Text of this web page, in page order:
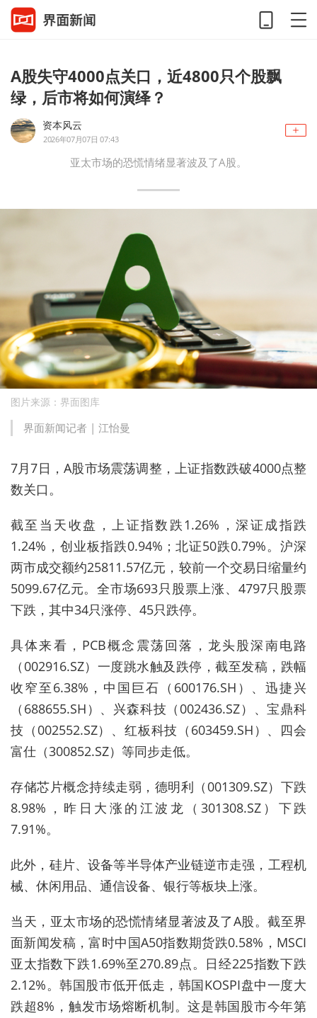
A股失守4000点关口，近4800只个股飘
绿，后市将如何演绎？
资本风云
2026年07月07日 07:43
亚太市场的恐慌情绪显著波及了A股。
图片来源：界面图库
界面新闻记者 | 江怡曼
7月7日，A股市场震荡调整，上证指数跌破4000点整
数关口。
截至当天收盘，上证指数跌1.26%，深证成指跌
1.24%，创业板指跌0.94%；北证50跌0.79%。沪深
两市成交额约25811.57亿元，较前一个交易日缩量约
5099.67亿元。全市场693只股票上涨、4797只股票
下跌，其中34只涨停、45只跌停。
具体来看， PCB概念震荡回落，龙头股深南电路
（002916.SZ）一度跳水触及跌停，截至发稿 ， 跌幅
收窄至6.38% ，中国巨石（600176.SH）、迅捷兴
（688655.SH）、兴森科技（002436.SZ）、宝鼎科
技（002552.SZ）、红板科技（603459.SH）、四会
富仕（300852.SZ）等同步走低。
存储芯片概念持续走弱，德明利（001309.SZ）下跌
8.98%，昨日大涨的江波龙（ 301308.SZ）下跌
7.91%。
此外， 硅片、设备等半导体产业链逆市走强，工程机
械、休闲用品、通信设备、银行等板块上涨。
当天， 亚太市场的恐慌情绪显著波及了A股。截至界
面新闻发稿，富时中国A50指数期货跌0.58%，MSCI
亚太指数下跌1.69%至270.89点。日经225指数下跌
2.12%。韩国股市低开低走，韩国KOSPI盘中一度大
跌超8%，触发市场熔断机制。这是韩国股市今年第